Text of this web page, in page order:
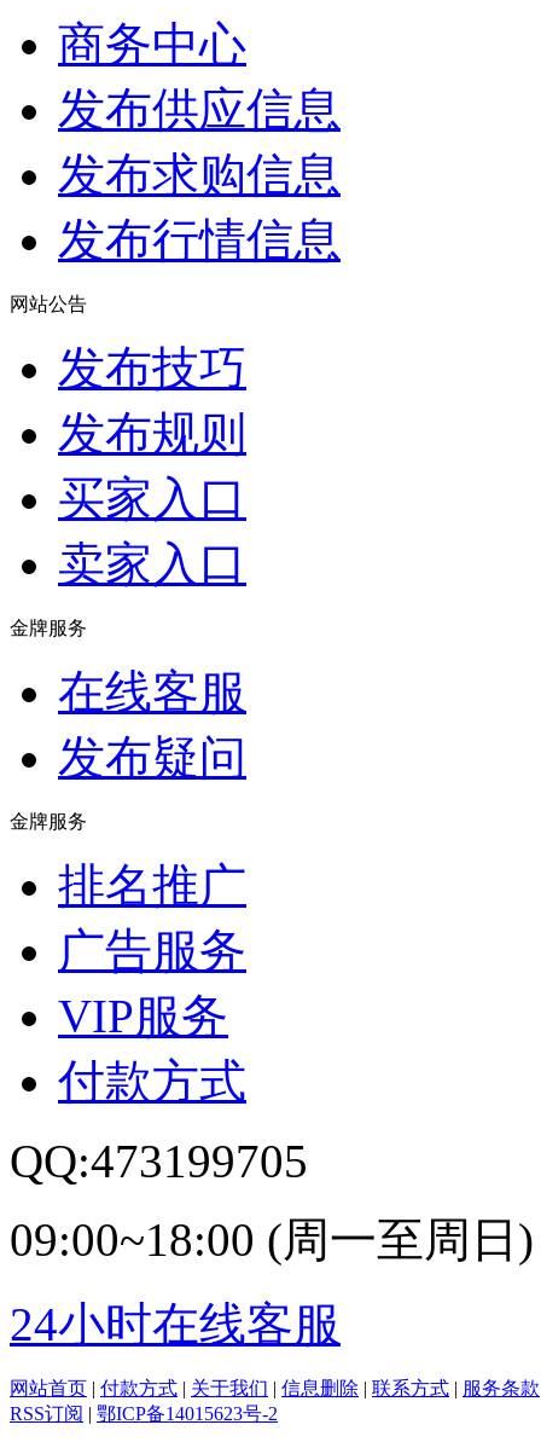
商务中心
发布供应信息
发布求购信息
发布行情信息
网站公告
发布技巧
发布规则
买家入口
卖家入口
金牌服务
在线客服
发布疑问
金牌服务
排名推广
广告服务
VIP服务
付款方式
QQ:473199705
09:00~18:00 (周一至周日)
24小时在线客服
网站首页 | 付款方式 | 关于我们 | 信息删除 | 联系方式 | 服务条款
RSS订阅 | 鄂ICP备14015623号-2